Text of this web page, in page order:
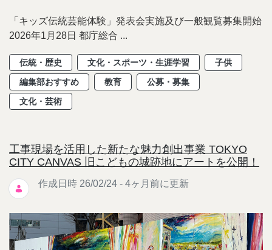
「キッズ伝統芸能体験」発表会実施及び一般観覧募集開始
2026年1月28日 都庁総合 ...
伝統・歴史 文化・スポーツ・生涯学習
子供
編集部おすすめ
教育
公募・募集
文化・芸術
工事現場を活用した新たな魅力創出事業 TOKYO
CITY CANVAS 旧こどもの城跡地にアートを公開！
作成日時 26/02/24 - 4ヶ月前に更新